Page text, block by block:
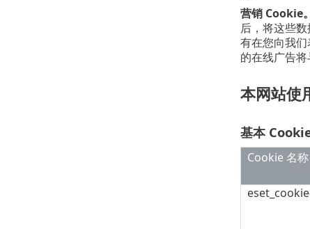
营销 Cookie。
后，将这些
有在您向我
的在线广告将
本网站使
基本
Cookie 名称